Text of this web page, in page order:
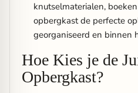
knutselmaterialen,
opbergkast de perfecte
georganiseerd en binnen
Hoe Kies je de
Opbergkast?